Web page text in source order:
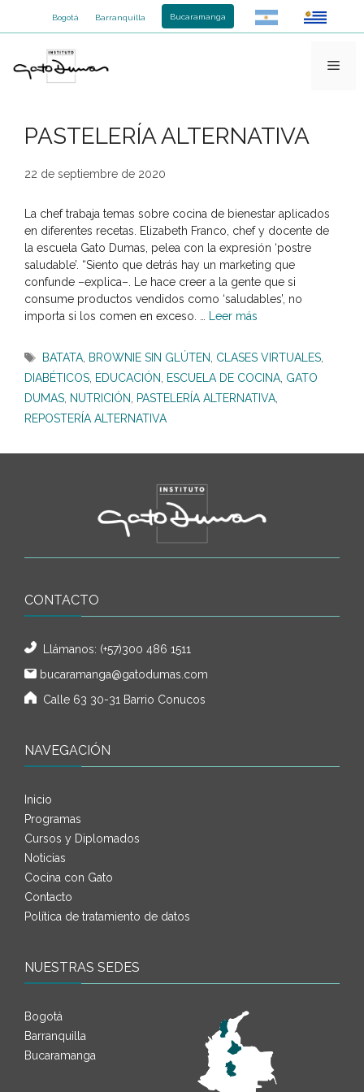
Bogotá Barranquilla Bucaramanga
PASTELERÍA ALTERNATIVA
22 de septiembre de 2020
La chef trabaja temas sobre cocina de bienestar aplicados
en diferentes recetas. Elizabeth Franco, chef y docente de
la escuela Gato Dumas, pelea con la expresión ‘postre
saludable’. “Siento que detrás hay un marketing que
confunde –explica–. Le hace creer a la gente que si
consume productos vendidos como ‘saludables’, no
importa si los comen en exceso. …
Leer más
Etiquetas
BATATA BROWNIE SIN GLÚTEN CLASES VIRTUALES
DIABÉTICOS EDUCACIÓN ESCUELA DE COCINA GATO
DUMAS NUTRICIÓN PASTELERÍA ALTERNATIVA
REPOSTERÍA ALTERNATIVA
CONTACTO
Llámanos: (+57)300 486 1511
bucaramanga@gatodumas.com
Calle 63 30-31 Barrio Conucos
NAVEGACIÓN
Inicio
Programas
Cursos y Diplomados
Noticias
Cocina con Gato
Contacto
Política de tratamiento de datos
NUESTRAS SEDES
Bogotá
Barranquilla
Bucaramanga